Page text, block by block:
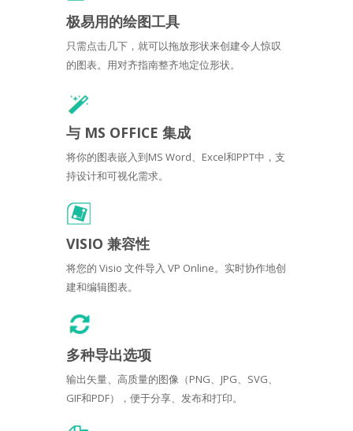
极易用的绘图工具
只需点击几下，就可以拖放形状来创建令人惊叹
的图表。用对齐指南整齐地定位形状。
与 MS OFFICE 集成
将你的图表嵌入到MS Word、Excel和PPT中，支
持设计和可视化需求。
VISIO 兼容性
将您的 Visio 文件导入 VP Online。实时协作地创
建和编辑图表。
多种导出选项
输出矢量、高质量的图像（PNG、JPG、SVG、
GIF和PDF），便于分享、发布和打印。